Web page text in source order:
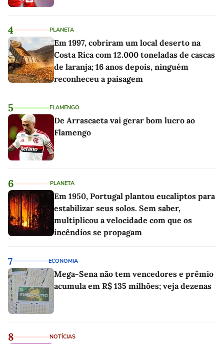
4 PLANETA
Em 1997, cobriram um local deserto na
Costa Rica com 12.000 toneladas de cascas
de laranja; 16 anos depois, ninguém
reconheceu a paisagem
5 FLAMENGO
De Arrascaeta vai gerar bom lucro ao
Flamengo
6 PLANETA
Em 1950, Portugal plantou eucaliptos para
estabilizar seus solos. Sem saber,
multiplicou a velocidade com que os
incêndios se propagam
7 ECONOMIA
Mega-Sena não tem vencedores e prêmio
acumula em R$ 135 milhões; veja dezenas
8 NOTÍCIAS